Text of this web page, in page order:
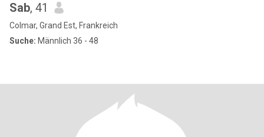
Sab, 41
Colmar, Grand Est, Frankreich
Suche: Männlich 36 - 48